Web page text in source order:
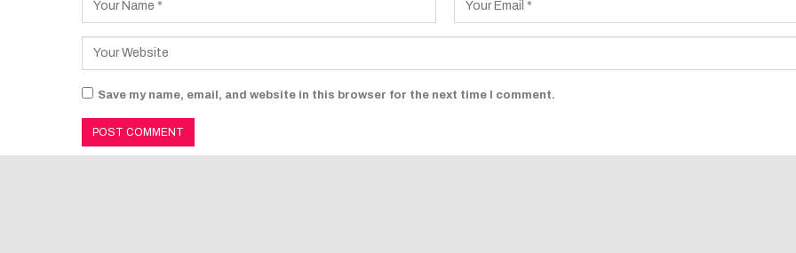
Save my name, email, and website in this browser for the next time I comment.